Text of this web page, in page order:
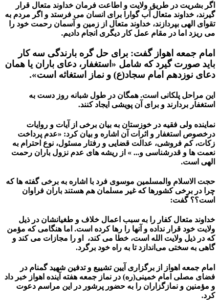
اگر بشریت در طریق ولایت و اطاعت فرمان خداوند متعال قرار
گیرند، خداوند متعال آب گوارا برای انسان می فرستد و اگر مردم به
تقوای الهی بپردازند، خداوند متعال از زمین و آسمان رحمت خود را
می ریزد اما در مقام عمل کار دیگری انجام دادیم.
امام جمعه اهواز گفت: برای حل گره بارندگی سه کار
باید صورت گیرد که شامل «استغفار، دعای باران یا همان
دعای نوزدهم امام سجاد(ع) و نماز استغاثه است».
این مراحل پلکانی است. همگان در طول شبانه روز دست به
استغفار بردارند و برای آن پویشی ایجاد کنند.
نماینده ولی فقیه در خوزستان به بیان برخی از آیات و روایات
درخصوص استغفار و اثرات آن اشاره و بیان کرد: «عدم پرداخت
زکات، کم فروشی، عدالت قضایی و رفتار مسئول، نوع احترام به
نعمت ها و قدرشناسی و... » از ریشه های عدم نزول باران رحمت
الهی است.
حجت الاسلام والمسلمین موسوی فرد با اشاره به برخی گفته ها که
چرا در برخی کشورها که غیر مسلمان هم هستند باران فراوان
است؟؟ گفت:
خداوند متعال کفار را به سبب اعمال خلاف و طغیانشان در ذیل
ولایت خود قرار نداده و آنها را رها کرده است. اما هنگامی که مؤمن
که در ذیل ولایت الله است، خطا می کند، او را مجازات می کند و
گاهی به سختی می‌اندازد تا به راه خود برگرد.
امام جمعه اهواز از برگزاری آیین تشییع و تدفین شهید گمنام در
فضای مصلی امام خمینی(ره) در نماز جمعه هفته آینده اهواز خبر داد
و مؤمنین و نمازگزاران را به حضور پرشور در این مراسم دعوت
کرد.